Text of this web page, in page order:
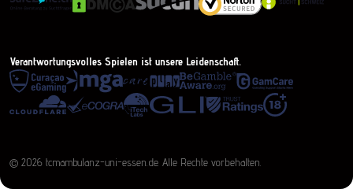
Verantwortungsvolles Spielen ist unsere Leidenschaft.
© 2026 tcmambulanz-uni-essen.de. Alle Rechte vorbehalten.